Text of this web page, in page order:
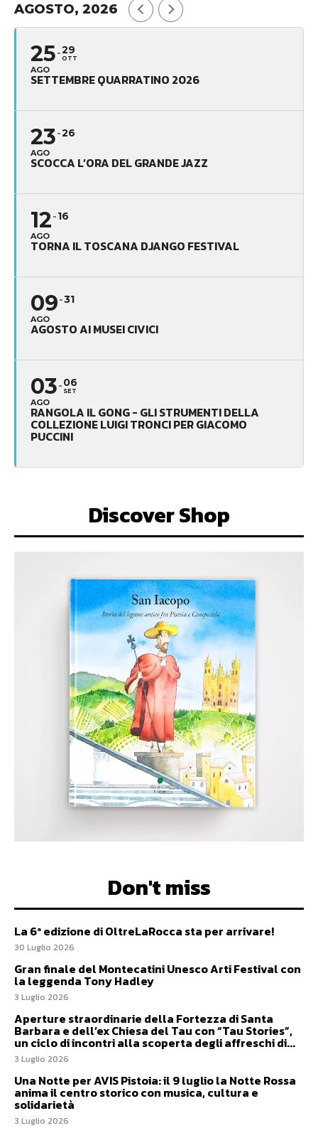
AGOSTO, 2026
25
AGO
29
OTT
SETTEMBRE QUARRATINO 2026
23
AGO
26
SCOCCA L’ORA DEL GRANDE JAZZ
12
AGO
16
TORNA IL TOSCANA DJANGO FESTIVAL
09
AGO
31
AGOSTO AI MUSEI CIVICI
03
AGO
06
SET
RANGOLA IL GONG - GLI STRUMENTI DELLA
COLLEZIONE LUIGI TRONCI PER GIACOMO
PUCCINI
Discover Shop
Don't miss
La 6ª edizione di OltreLaRocca sta per arrivare!
30 Luglio 2026
Gran finale del Montecatini Unesco Arti Festival con
la leggenda Tony Hadley
3 Luglio 2026
Aperture straordinarie della Fortezza di Santa
Barbara e dell’ex Chiesa del Tau con “Tau Stories”,
un ciclo di incontri alla scoperta degli affreschi di...
3 Luglio 2026
Una Notte per AVIS Pistoia: il 9 luglio la Notte Rossa
anima il centro storico con musica, cultura e
solidarietà
3 Luglio 2026